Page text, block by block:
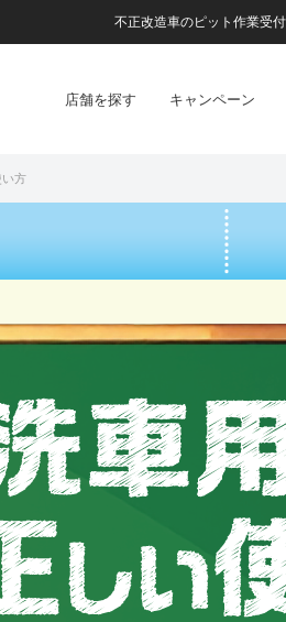
不正改造車のピット作業受
店舗を探す キャンペーン
い方